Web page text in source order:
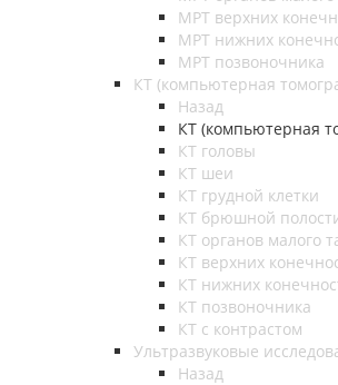
МРТ верхних
МРТ нижних
МРТ позвоночника
КТ (компьютерная
Назад
КТ (компьютерная
КТ головы
КТ шеи
КТ грудной клетки
КТ брюшной
КТ органов малого
КТ верхних
КТ нижних
КТ позвоночника
КТ с контрастом
Ультразвуковые
Назад